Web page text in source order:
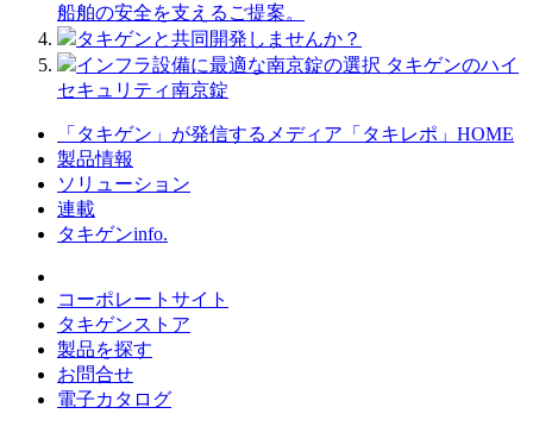
船舶の安全を支えるご提案。
タキゲンと共同開発しませんか？
インフラ設備に最適な南京錠の選択 タキゲンのハイ
セキュリティ南京錠
「タキゲン」が発信するメディア「タキレポ」HOME
製品情報
ソリューション
連載
タキゲンinfo.
コーポレートサイト
タキゲンストア
製品を探す
お問合せ
電子カタログ